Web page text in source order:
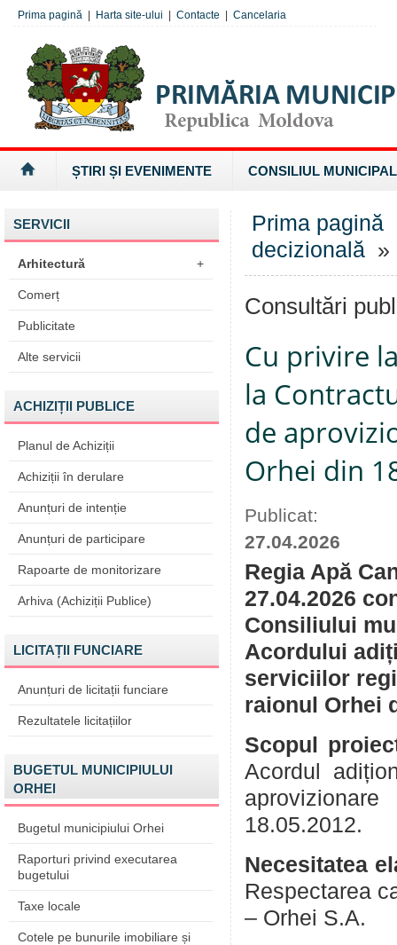
Prima pagină Harta site-ului Contacte Cancelaria
ȘTIRI ȘI EVENIMENTE CONSILIUL MUNICIPAL
SERVICII
Arhitectură +
Comerț
Publicitate
Alte servicii
ACHIZIȚII PUBLICE
Planul de Achiziții
Achiziții în derulare
Anunțuri de intenție
Anunțuri de participare
Rapoarte de monitorizare
Arhiva (Achiziții Publice)
LICITAȚII FUNCIARE
Anunțuri de licitații funciare
Rezultatele licitațiilor
BUGETUL MUNICIPIULUI
ORHEI
Bugetul municipiului Orhei
Raporturi privind executarea
bugetului
Taxe locale
Cotele pe bunurile imobiliare și
Prima pagină
decizională »
Consultări
Cu privire
la
de
Orhei din
Publicat:
27.04.2026
Regia Apă
27.04.2026
Consiliului
Acordului
serviciilor
raionul Orhei
Scopul
Acordul
18.05.2012.
Necesitatea
Respectarea
– Orhei S.A.